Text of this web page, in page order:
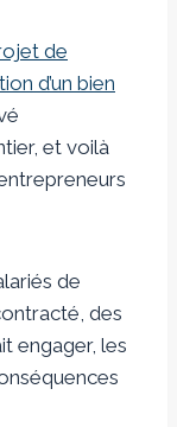
de
d’un bien
et voilà
de
des
engager, les